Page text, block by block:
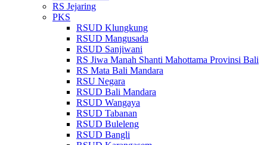
RS Jejaring
PKS
RSUD Klungkung
RSUD Mangusada
RSUD Sanjiwani
RS Jiwa Manah Shanti Mahottama Provinsi Bali
RS Mata Bali Mandara
RSU Negara
RSUD Bali Mandara
RSUD Wangaya
RSUD Tabanan
RSUD Buleleng
RSUD Bangli